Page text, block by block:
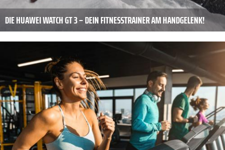
DIE HUAWEI WATCH GT 3 – DEIN FITNESSTRAINER AM HANDGELENK!